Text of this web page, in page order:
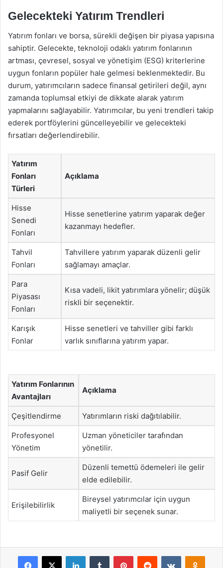
Gelecekteki Yatırım Trendleri
Yatırım fonları ve borsa, sürekli değişen bir piyasa yapısına
sahiptir. Gelecekte, teknoloji odaklı yatırım fonlarının
artması, çevresel, sosyal ve yönetişim (ESG) kriterlerine
uygun fonların popüler hale gelmesi beklenmektedir. Bu
durum, yatırımcıların sadece finansal getirileri değil, aynı
zamanda toplumsal etkiyi de dikkate alarak yatırım
yapmalarını sağlayabilir. Yatırımcılar, bu yeni trendleri takip
ederek portföylerini güncelleyebilir ve gelecekteki
fırsatları değerlendirebilir.
Yatırım
Fonları
Türleri
Açıklama
Hisse
Senedi
Fonları
Hisse senetlerine yatırım yaparak değer
kazanmayı hedefler.
Tahvil
Fonları
Tahvillere yatırım yaparak düzenli gelir
sağlamayı amaçlar.
Para
Piyasası
Fonları
Kısa vadeli, likit yatırımlara yönelir; düşük
riskli bir seçenektir.
Karışık
Fonlar
Hisse senetleri ve tahviller gibi farklı
varlık sınıflarına yatırım yapar.
Yatırım Fonlarının
Avantajları
Açıklama
Çeşitlendirme Yatırımların riski dağıtılabilir.
Profesyonel
Yönetim
Uzman yöneticiler tarafından
yönetilir.
Pasif Gelir
Düzenli temettü ödemeleri ile gelir
elde edilebilir.
Erişilebilirlik
Bireysel yatırımcılar için uygun
maliyetli bir seçenek sunar.
Facebook
X LinkedInTumblr PinterestReddit VKontakte